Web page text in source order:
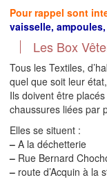
Pour rappel sont
vaisselle,
Les Box
Tous les Textiles,
quel que soit leur
Ils doivent être
chaussures liées par
Elles se situent :
– A la déchetterie
– Rue Bernard
– route d’Acquin à la